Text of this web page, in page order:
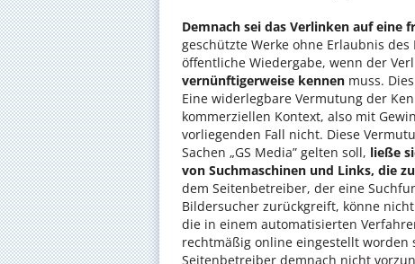
Demnach sei das Verlinken auf eine
geschützte Werke ohne Erlaubnis
öffentliche Wiedergabe, wenn der
vernünftigerweise kennen muss.
Eine widerlegbare Vermutung der
kommerziellen Kontext, also mit
vorliegenden Fall nicht. Diese
Sachen „GS Media” gelten soll, ließe
von Suchmaschinen und Links, die
dem Seitenbetreiber, der eine
Bildersucher zurückgreift, könne
die in einem automatisierten
rechtmäßig online eingestellt worden
Seitenbetreiber demnach nicht